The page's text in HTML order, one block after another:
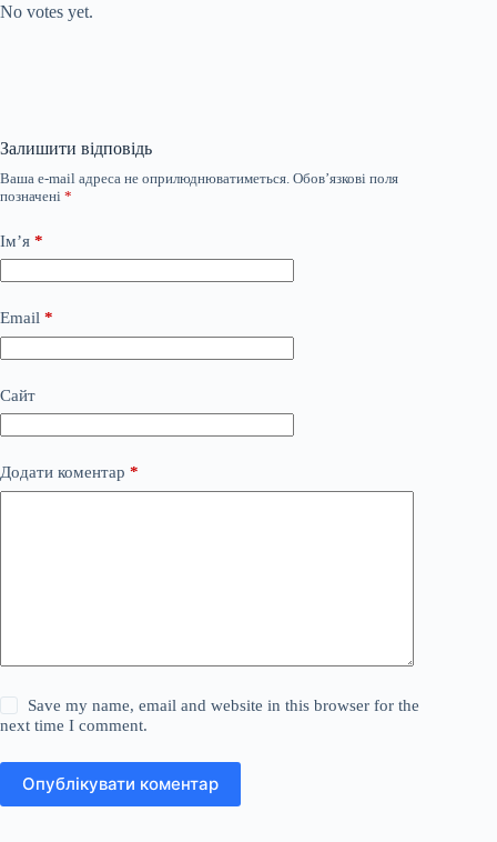
No votes yet.
Залишити відповідь
Ваша e-mail адреса не оприлюднюватиметься. Обов’язкові поля
позначені *
Ім’я *
Email *
Сайт
Додати коментар *
Save my name, email and website in this browser for the
next time I comment.
Опублікувати коментар